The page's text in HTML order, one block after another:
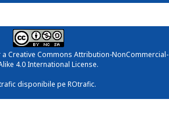
a Creative Commons Attribution-NonCommercial-
4.0 International License.
disponibile pe ROtrafic.